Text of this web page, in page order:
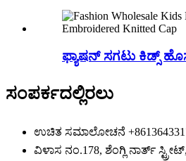
ಫ್ಯಾಷನ್ ಸಗಟು ಕಿಡ್ಸ್
ಸಂಪರ್ಕದಲ್ಲಿರಲು
ಉಚಿತ ಸಮಾಲೋಚನೆ
ವಿಳಾಸ ನಂ.178, ಶೆಂಗ್ಲಿ ನಾರ್ತ್